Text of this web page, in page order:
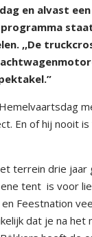
en alvast
,,De
En of hij nooit
terrein drie
tent is voor
Feestnation
dat je na het